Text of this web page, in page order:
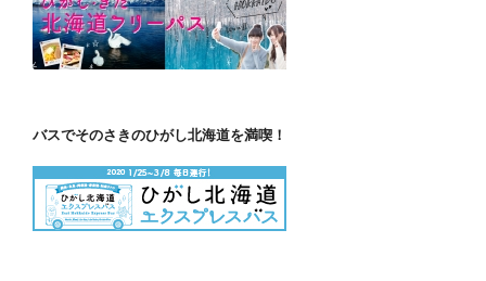
バスでそのさきのひがし北海道を満喫！